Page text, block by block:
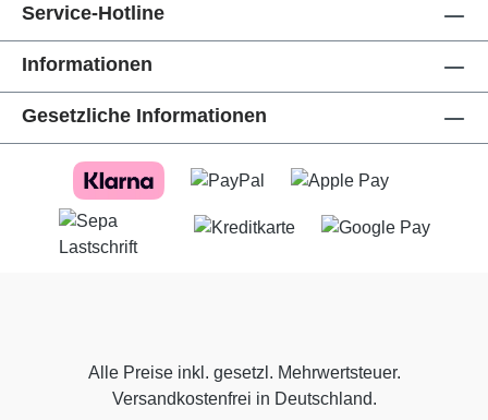
Service-Hotline
Informationen
Gesetzliche Informationen
Alle Preise inkl. gesetzl. Mehrwertsteuer.
Versandkostenfrei in Deutschland.